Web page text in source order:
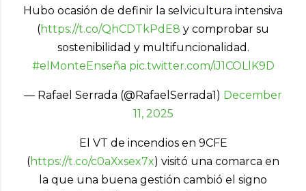
Hubo ocasión de definir la selvicultura intensiva
(https://t.co/QhCDTkPdE8 y comprobar su
sostenibilidad y multifuncionalidad.
#elMonteEnseña pic.twitter.com/iJ1COLlK9D
— Rafael Serrada (@RafaelSerrada1) December
11, 2025
El VT de incendios en 9CFE
(https://t.co/c0aXxsex7x) visitó una comarca en
la que una buena gestión cambió el signo